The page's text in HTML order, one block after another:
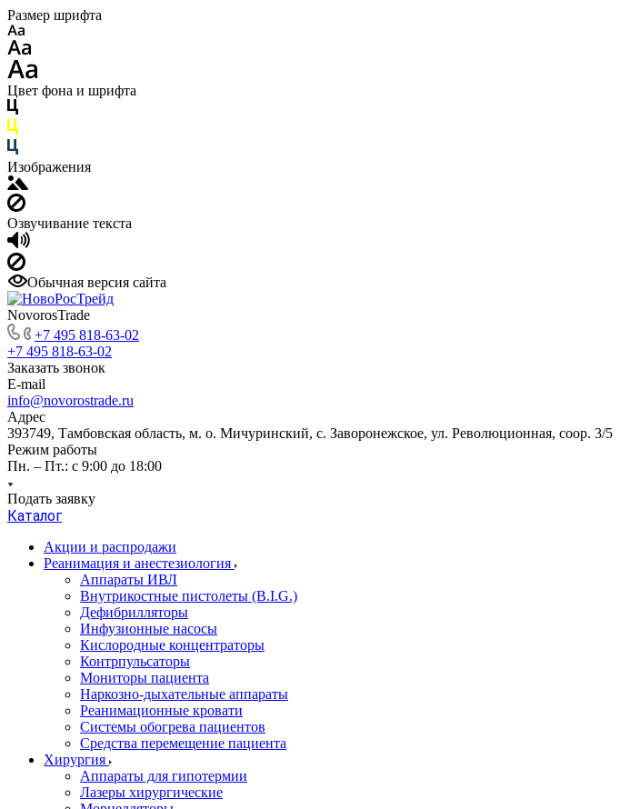
Размер шрифта
Цвет фона и шрифта
Изображения
Озвучивание текста
Обычная версия сайта
NovorosTrade
+7 495 818-63-02
+7 495 818-63-02
Заказать звонок
E-mail
info@novorostrade.ru
Адрес
393749, Тамбовская область, м. о. Мичуринский, с. Заворонежское, ул. Революционная, соор. 3/5
Режим работы
Пн. – Пт.: с 9:00 до 18:00
Подать заявку
Каталог
Акции и распродажи
Реанимация и анестезиология
Аппараты ИВЛ
Внутрикостные пистолеты (B.I.G.)
Дефибрилляторы
Инфузионные насосы
Кислородные концентраторы
Контрпульсаторы
Мониторы пациента
Наркозно-дыхательные аппараты
Реанимационные кровати
Системы обогрева пациентов
Средства перемещение пациента
Хирургия
Аппараты для гипотермии
Лазеры хирургические